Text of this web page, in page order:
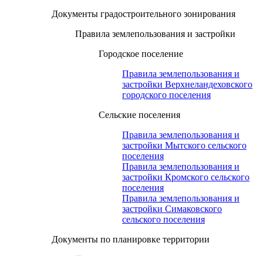
Документы градостроительного зонирования
Правила землепользования и застройки
Городское поселение
Правила землепользования и
застройки Верхнеландеховского
городского поселения
Сельские поселения
Правила землепользования и
застройки Мытского сельского
поселения
Правила землепользования и
застройки Кромского сельского
поселения
Правила землепользования и
застройки Симаковского
сельского поселения
Документы по планировке территории